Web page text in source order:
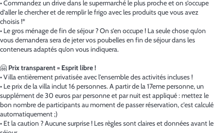
• Commandez un drive dans le supermarché le plus proche et on s’occupe
d’aller le chercher et de remplir le frigo avec les produits que vous avez
choisis !*
• Le gros ménage de fin de séjour ? On s’en occupe ! La seule chose qu’on
vous demandera sera de jeter vos poubelles en fin de séjour dans les
conteneurs adaptés qu’on vous indiquera.
🤗 Prix transparent = Esprit libre !
• Villa entièrement privatisée avec l'ensemble des activités incluses !
• Le prix de la villa inclut 16 personnes. A partir de la 17eme personne, un
supplément de 30 euros par personne et par nuit est appliqué : mettez le
bon nombre de participants au moment de passer réservation, c'est calculé
automatiquement ;)
• Et la caution ? Aucune surprise ! Les règles sont claires et données avant le